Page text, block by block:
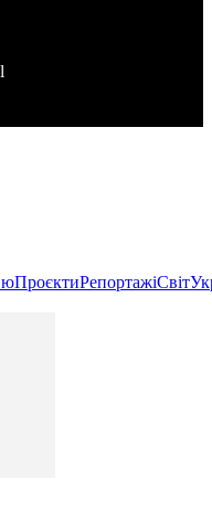
ПроєктиРепортажіСвіт